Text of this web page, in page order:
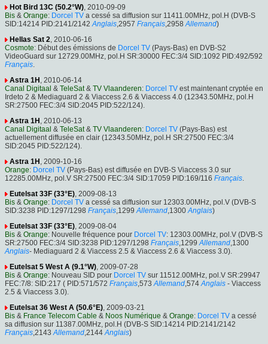
Hot Bird 13C (50.2°W), 2010-09-09
Bis & Orange: Dorcel TV a cessé sa diffusion sur 11411.00MHz, pol.H (DVB-S
SID:14214 PID:2141/2142 Anglais,2957 Français,2958 Allemand)
Hellas Sat 2, 2010-06-16
Cosmote: Début des émissions de Dorcel TV (Pays-Bas) en DVB-S2
VideoGuard sur 12729.00MHz, pol.H SR:30000 FEC:3/4 SID:1092 PID:492/592
Français.
Astra 1H , 2010-06-14
Canal Digitaal & TeleSat& TV Vlaanderen: Dorcel TV est maintenant cryptée en
Irdeto 2 & Mediaguard 2 & Viaccess 2.6 & Viaccess 4.0 (12343.50MHz, pol.H
SR:27500 FEC:3/4 SID:2045 PID:522/124).
Astra 1H , 2010-06-13
Canal Digitaal & TeleSat& TV Vlaanderen: Dorcel TV (Pays-Bas) est
actuellement diffusée en clair (12343.50MHz, pol.H SR:27500 FEC:3/4
SID:2045 PID:522/124).
Astra 1H , 2009-10-16
Orange: Dorcel TV (Pays-Bas) est diffusée en DVB-S Viaccess 3.0 sur
12285.00MHz, pol.V SR:27500 FEC:3/4 SID:17059 PID:169/116 Français.
Eutelsat 33F (33°E), 2009-08-13
Bis & Orange: Dorcel TV a cessé sa diffusion sur 12303.00MHz, pol.V (DVB-S
SID:3238 PID:1297/1298 Français,1299 Allemand,1300 Anglais)
Eutelsat 33F (33°E), 2009-08-04
Bis & Orange: Nouvelle fréquence pour Dorcel TV: 12303.00MHz, pol.V (DVB-S
SR:27500 FEC:3/4 SID:3238 PID:1297/1298 Français,1299 Allemand,1300
Anglais- Mediaguard 2 & Viaccess 2.5 & Viaccess 2.6 & Viaccess 3.0).
Eutelsat 5 West A (9.1°W), 2009-07-28
Bis & Orange: Nouveau SID pour Dorcel TV sur 11512.00MHz, pol.V SR:29947
FEC:7/8: SID:217 ( PID:571/572 Français,573 Allemand,574 Anglais - Viaccess
2.5 & Viaccess 3.0).
Eutelsat 36 West A (50.6°E), 2009-03-21
Bis & France Telecom Cable & Noos Numérique & Orange: Dorcel TV a cessé
sa diffusion sur 11387.00MHz, pol.H (DVB-S SID:14214 PID:2141/2142
Français,2143 Allemand,2144 Anglais)